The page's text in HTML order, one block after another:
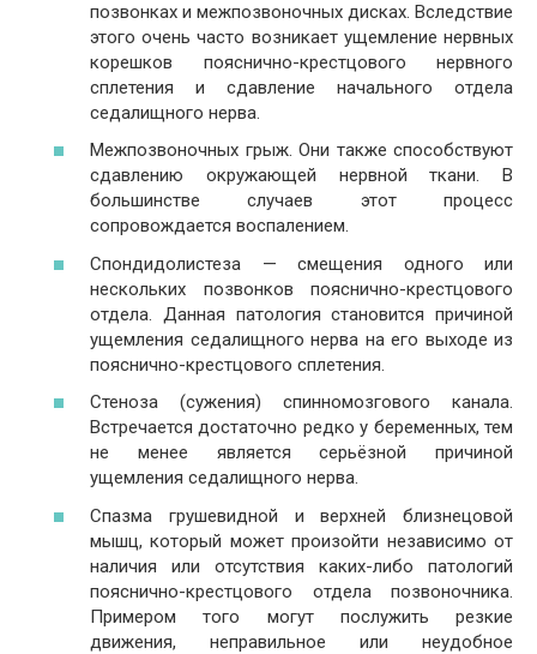
позвонках и межпозвоночных дисках. Вследствие
этого очень часто возникает ущемление нервных
корешков пояснично-крестцового нервного
сплетения и сдавление начального отдела
седалищного нерва.
Межпозвоночных грыж. Они также способствуют
сдавлению окружающей нервной ткани. В
большинстве случаев этот процесс
сопровождается воспалением.
Спондидолистеза — смещения одного или
нескольких позвонков пояснично-крестцового
отдела. Данная патология становится причиной
ущемления седалищного нерва на его выходе из
пояснично-крестцового сплетения.
Стеноза (сужения) спинномозгового канала.
Встречается достаточно редко у беременных, тем
не менее является серьёзной причиной
ущемления седалищного нерва.
Спазма грушевидной и верхней близнецовой
мышц, который может произойти независимо от
наличия или отсутствия каких-либо патологий
пояснично-крестцового отдела позвоночника.
Примером того могут послужить резкие
движения, неправильное или неудобное